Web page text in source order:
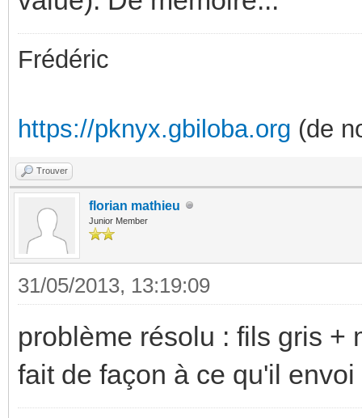
Frédéric
https://pknyx.gbiloba.org (de
Trouver
florian mathieu
Junior Member
31/05/2013, 13:19:09
problème résolu : fils gris +
fait de façon à ce qu'il